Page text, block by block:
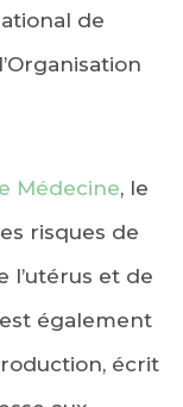
de
Médecine, le
risques de
l’utérus et de
également
écrit